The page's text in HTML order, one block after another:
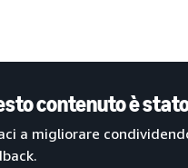
contenuto è
a migliorare